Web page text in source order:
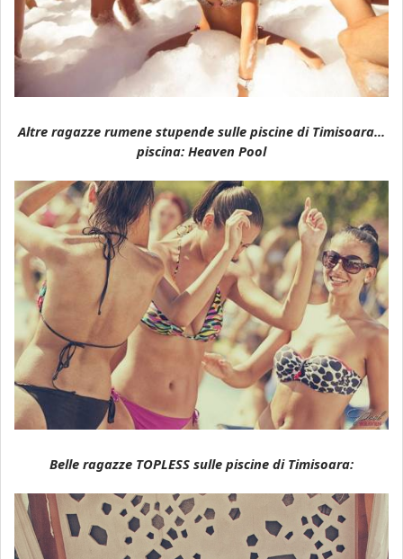
Altre ragazze rumene stupende sulle piscine di Timisoara...
piscina: Heaven Pool
Belle ragazze TOPLESS sulle piscine di Timisoara: